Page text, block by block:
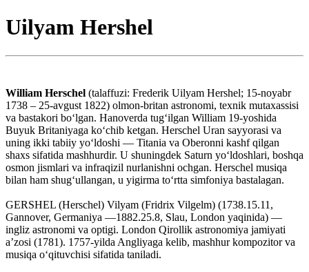
Uilyam Hershel
William Herschel (talaffuzi: Frederik Uilyam Hershel; 15-noyabr
1738 – 25-avgust 1822) olmon-britan astronomi, texnik mutaxassisi
va bastakori boʻlgan. Hanoverda tugʻilgan William 19-yoshida
Buyuk Britaniyaga koʻchib ketgan. Herschel Uran sayyorasi va
uning ikki tabiiy yoʻldoshi — Titania va Oberonni kashf qilgan
shaxs sifatida mashhurdir. U shuningdek Saturn yoʻldoshlari, boshqa
osmon jismlari va infraqizil nurlanishni ochgan. Herschel musiqa
bilan ham shugʻullangan, u yigirma toʻrtta simfoniya bastalagan.
GERSHEL (Herschel) Vilyam (Fridrix Vilgelm) (1738.15.11,
Gannover, Germaniya —1882.25.8, Slau, London yaqinida) —
ingliz astronomi va optigi. London Qirollik astronomiya jamiyati
aʼzosi (1781). 1757-yilda Angliyaga kelib, mashhur kompozitor va
musiqa oʻqituvchisi sifatida taniladi.